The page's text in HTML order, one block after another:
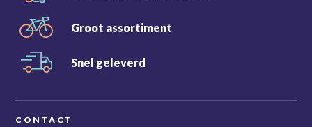
Groot assortiment
Snel geleverd
CONTACT